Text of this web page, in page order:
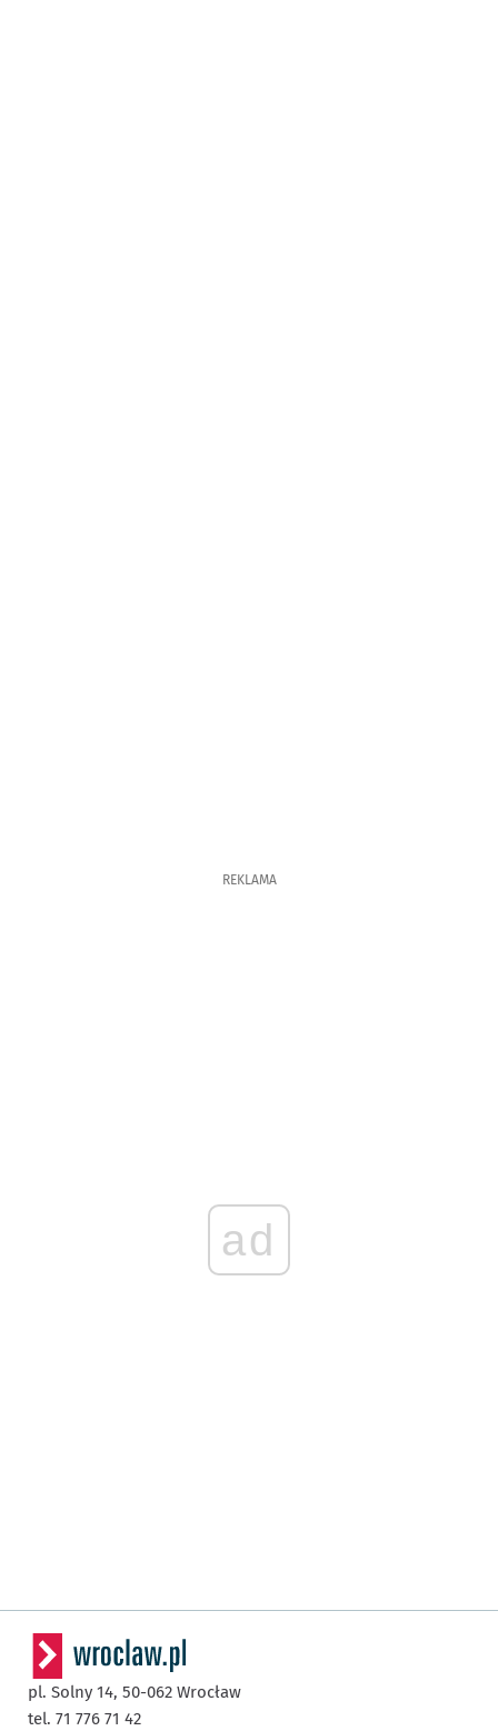
REKLAMA
ad
pl. Solny 14, 50-062 Wrocław
tel. 71 776 71 42